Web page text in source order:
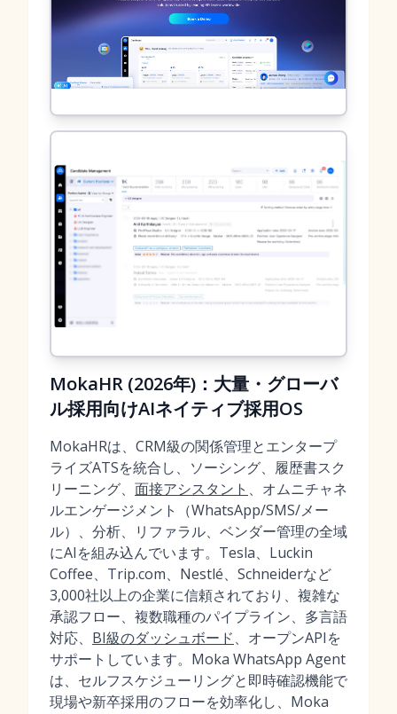
MokaHR (2026年)：大量・グローバ
ル採用向けAIネイティブ採用OS
MokaHRは、CRM級の関係管理とエンタープ
ライズATSを統合し、ソーシング、履歴書スク
リーニング、 面接アシスタント 、オムニチャネ
ルエンゲージメント（WhatsApp/SMS/メー
ル）、分析、リファラル、ベンダー管理の全域
にAIを組み込んでいます。Tesla、Luckin
Coffee、Trip.com、Nestlé、Schneiderなど
3,000社以上の企業に信頼されており、複雑な
承認フロー、複数職種のパイプライン、多言語
対応、 BI級のダッシュボード、オープンAPIを
サポートしています。Moka WhatsApp Agent
は、セルフスケジューリングと即時確認機能で
現場や新卒採用のフローを効率化し、Moka